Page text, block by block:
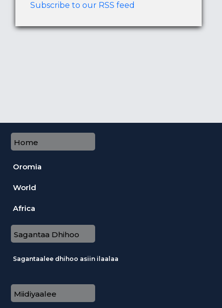
Subscribe to our RSS feed
Home
Oromia
World
Africa
Sagantaa Dhihoo
Sagantaalee dhihoo asiin ilaalaa
Miidiyaalee